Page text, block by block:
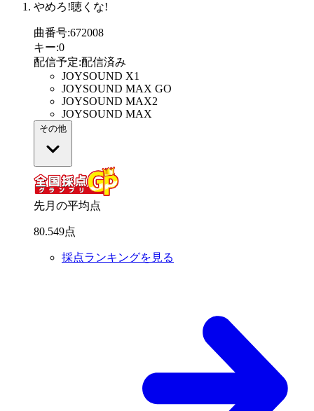
やめろ!聴くな!
曲番号:672008
キー:0
配信予定:配信済み
JOYSOUND X1
JOYSOUND MAX GO
JOYSOUND MAX2
JOYSOUND MAX
その他
先月の平均点
80.549点
採点ランキングを見る